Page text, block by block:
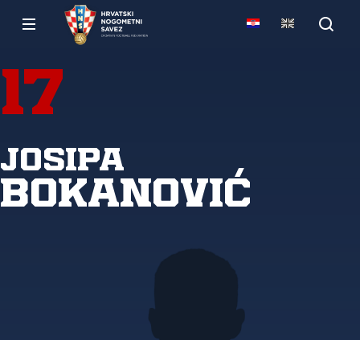
17
Josipa
Bokanović